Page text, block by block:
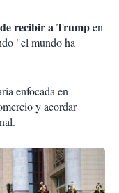
recibir a Trumpen
"el mundo ha
enfocada en
y acordar